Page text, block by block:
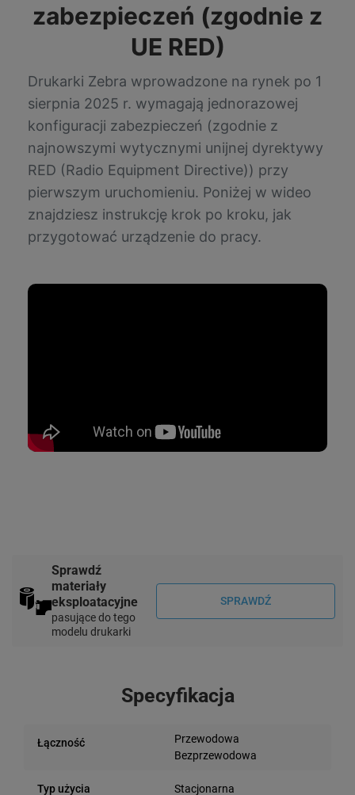
zabezpieczeń (zgodnie z
UE RED)
Drukarki Zebra wprowadzone na rynek po 1
sierpnia 2025 r. wymagają jednorazowej
konfiguracji zabezpieczeń (zgodnie z
najnowszymi wytycznymi unijnej dyrektywy
RED (Radio Equipment Directive)) przy
pierwszym uruchomieniu. Poniżej w wideo
znajdziesz instrukcję krok po kroku, jak
przygotować urządzenie do pracy.
Sprawdź
materiały
eksploatacyjne
pasujące do tego
modelu drukarki
SPRAWDŹ
Specyfikacja
Łączność
Przewodowa
Bezprzewodowa
Typ użycia Stacjonarna